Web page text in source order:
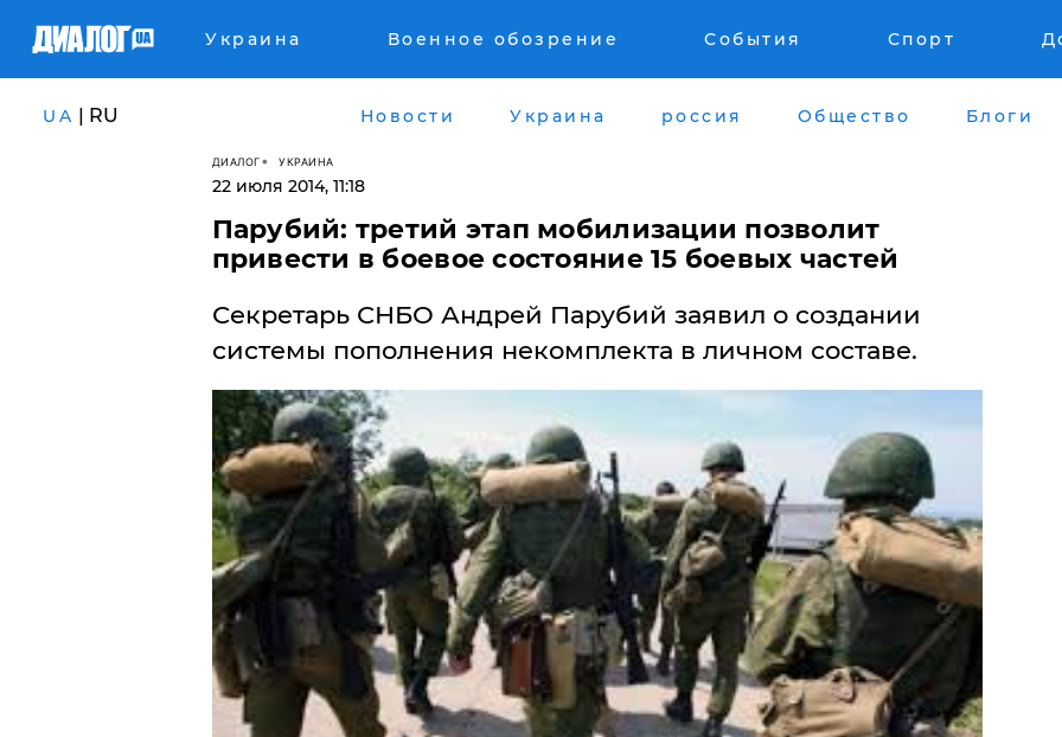
Украина Военное обозрение События Спорт
UA | RU Новости Украина россия Общество Блоги
ДИАЛОГ УКРАИНА
22 июля 2014, 11:18
Парубий: третий этап мобилизации позволит
привести в боевое состояние 15 боевых частей
Секретарь СНБО Андрей Парубий заявил о создании
системы пополнения некомплекта в личном составе.